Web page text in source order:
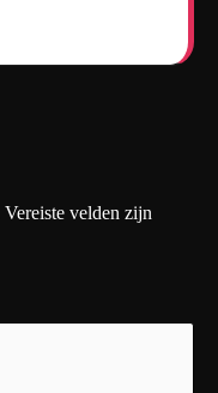
Vereiste velden zijn